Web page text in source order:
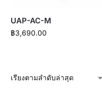
UAP-AC-M
฿3,690.00